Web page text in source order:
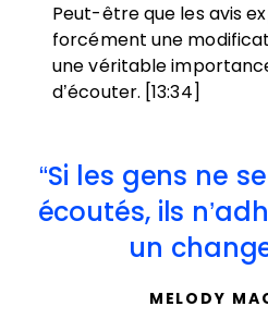
Peut-être que les avis
forcément une
une véritable
d’écouter. [13:34]
Si les gens ne
écoutés, ils
un
MELODY